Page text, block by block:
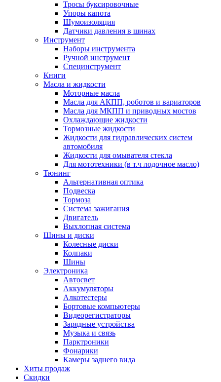
Тросы буксировочные
Упоры капота
Шумоизоляция
Датчики давления в шинах
Инструмент
Наборы инструмента
Ручной инструмент
Специнструмент
Книги
Масла и жидкости
Моторные масла
Масла для АКПП, роботов и вариаторов
Масла для МКПП и приводных мостов
Охлаждающие жидкости
Тормозные жидкости
Жидкости для гидравлических систем
автомобиля
Жидкости для омывателя стекла
Для мототехники (в т.ч лодочное масло)
Тюнинг
Альтернативная оптика
Подвеска
Тормоза
Система зажигания
Двигатель
Выхлопная система
Шины и диски
Колесные диски
Колпаки
Шины
Электроника
Автосвет
Аккумуляторы
Алкотестеры
Бортовые компьютеры
Видеорегистраторы
Зарядные устройства
Музыка и связь
Парктроники
Фонарики
Камеры заднего вида
Хиты продаж
Скидки